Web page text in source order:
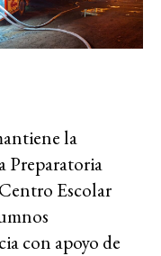
la
Preparatoria
Escolar
con apoyo de